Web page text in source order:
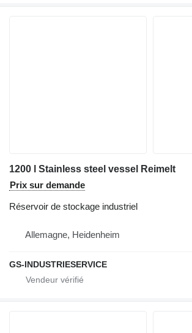
1200 l Stainless steel vessel Reimelt
Prix sur demande
Réservoir de stockage industriel
Allemagne, Heidenheim
GS-INDUSTRIESERVICE